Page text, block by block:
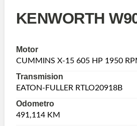
KENWORTH
Motor
CUMMINS X-15 605 HP 1950
Transmision
EATON-FULLER RTLO20918B
Odometro
491,114 KM